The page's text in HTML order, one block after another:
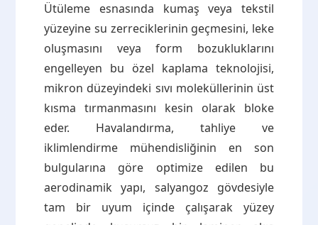
Ütüleme esnasında kumaş veya tekstil
yüzeyine su zerreciklerinin geçmesini, leke
oluşmasını veya form bozukluklarını
engelleyen bu özel kaplama teknolojisi,
mikron düzeyindeki sıvı moleküllerinin üst
kısma tırmanmasını kesin olarak bloke
eder. Havalandırma, tahliye ve
iklimlendirme mühendisliğinin en son
bulgularına göre optimize edilen bu
aerodinamik yapı, salyangoz gövdesiyle
tam bir uyum içinde çalışarak yüzey